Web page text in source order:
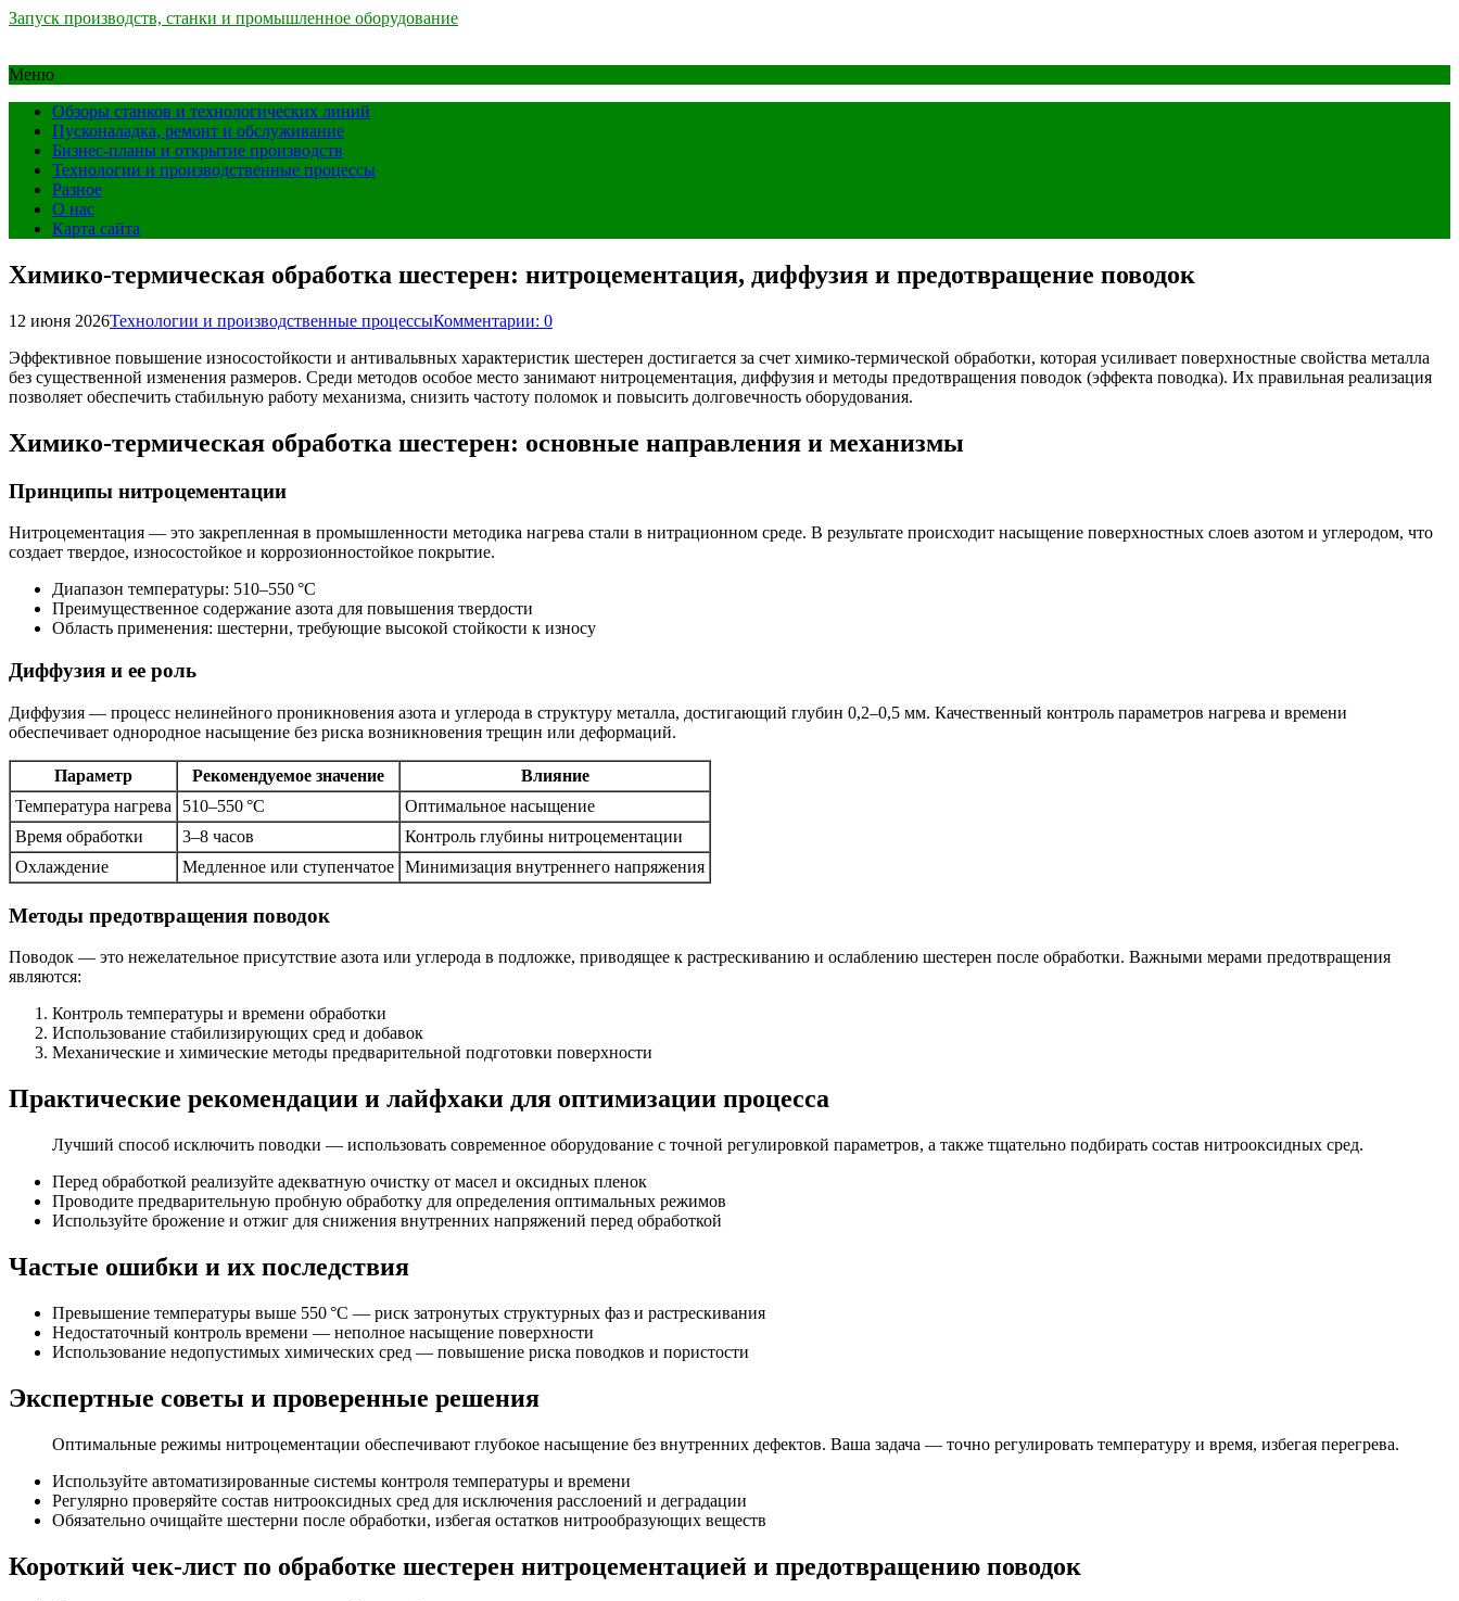
Запуск производств, станки и промышленное оборудование
Меню
Обзоры станков и технологических линий
Пусконаладка, ремонт и обслуживание
Бизнес-планы и открытие производств
Технологии и производственные процессы
Разное
О нас
Карта сайта
Химико-термическая обработка шестерен: нитроцементация, диффузия и предотвращение поводок
12 июня 2026Технологии и производственные процессыКомментарии: 0
Эффективное повышение износостойкости и антивальвных характеристик шестерен достигается за счет химико-термической обработки, которая усиливает поверхностные свойства металла
без существенной изменения размеров. Среди методов особое место занимают нитроцементация, диффузия и методы предотвращения поводок (эффекта поводка). Их правильная реализация
позволяет обеспечить стабильную работу механизма, снизить частоту поломок и повысить долговечность оборудования.
Химико-термическая обработка шестерен: основные направления и механизмы
Принципы нитроцементации
Нитроцементация — это закрепленная в промышленности методика нагрева стали в нитрационном среде. В результате происходит насыщение поверхностных слоев азотом и углеродом, что
создает твердое, износостойкое и коррозионностойкое покрытие.
Диапазон температуры: 510–550 °C
Преимущественное содержание азота для повышения твердости
Область применения: шестерни, требующие высокой стойкости к износу
Диффузия и ее роль
Диффузия — процесс нелинейного проникновения азота и углерода в структуру металла, достигающий глубин 0,2–0,5 мм. Качественный контроль параметров нагрева и времени
обеспечивает однородное насыщение без риска возникновения трещин или деформаций.
Параметр Рекомендуемое значение
Влияние
Температура нагрева
510–550 °C
Оптимальное насыщение
Время обработки
3–8 часов
Контроль глубины нитроцементации
Охлаждение
Медленное или ступенчатое Минимизация внутреннего напряжения
Методы предотвращения поводок
Поводок — это нежелательное присутствие азота или углерода в подложке, приводящее к растрескиванию и ослаблению шестерен после обработки. Важными мерами предотвращения
являются:
Контроль температуры и времени обработки
Использование стабилизирующих сред и добавок
Механические и химические методы предварительной подготовки поверхности
Практические рекомендации и лайфхаки для оптимизации процесса
Лучший способ исключить поводки — использовать современное оборудование с точной регулировкой параметров, а также тщательно подбирать состав нитрооксидных сред.
Перед обработкой реализуйте адекватную очистку от масел и оксидных пленок
Проводите предварительную пробную обработку для определения оптимальных режимов
Используйте брожение и отжиг для снижения внутренних напряжений перед обработкой
Частые ошибки и их последствия
Превышение температуры выше 550 °C — риск затронутых структурных фаз и растрескивания
Недостаточный контроль времени — неполное насыщение поверхности
Использование недопустимых химических сред — повышение риска поводков и пористости
Экспертные советы и проверенные решения
Оптимальные режимы нитроцементации обеспечивают глубокое насыщение без внутренних дефектов. Ваша задача — точно регулировать температуру и время, избегая перегрева.
Используйте автоматизированные системы контроля температуры и времени
Регулярно проверяйте состав нитрооксидных сред для исключения расслоений и деградации
Обязательно очищайте шестерни после обработки, избегая остатков нитрообразующих веществ
Короткий чек-лист по обработке шестерен нитроцементацией и предотвращению поводок